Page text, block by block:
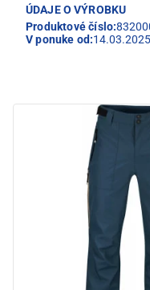
ÚDAJE O VÝROBKU
Produktové číslo:
V ponuke od:14.03.2025